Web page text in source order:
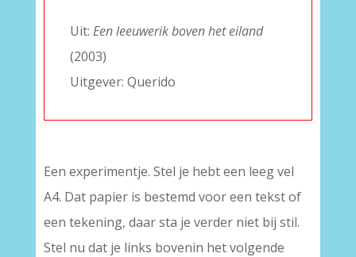
Uit: Een leeuwerik boven het eiland
(2003)
Uitgever: Querido
Een experimentje. Stel je hebt een leeg vel
A4. Dat papier is bestemd voor een tekst of
een tekening, daar sta je verder niet bij stil.
Stel nu dat je links bovenin het volgende